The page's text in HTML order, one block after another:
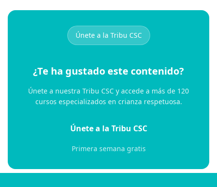
Únete a la Tribu CSC
¿Te ha gustado este contenido?
Únete a nuestra Tribu CSC y accede a más de 120
cursos especializados en crianza respetuosa.
Únete a la Tribu CSC
Primera semana gratis